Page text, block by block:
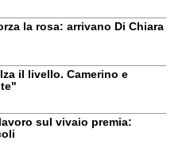
la rosa: arrivano Di Chiara
il livello. Camerino e
sul vivaio premia: